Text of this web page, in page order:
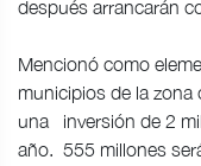
después arrancarán
Mencionó como
municipios de la zona
una inversión de 2
año. 555 millones